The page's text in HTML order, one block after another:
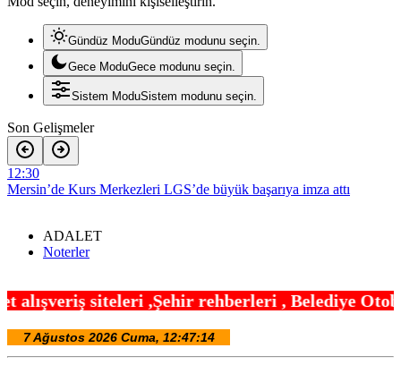
Gündüz ModuGündüz modunu seçin.
Gece ModuGece modunu seçin.
Sistem ModuSistem modunu seçin.
Son Gelişmeler
12:30
Mersin’de Kurs Merkezleri LGS’de büyük başarıya imza attı
Konya’da Genç KOMEK ve Bilgehaneler’de eğlenceli yaz
Bakan Gürlek Mumcu ailesiyle görüştü
ADALET
Noterler
siteleri ,Şehir rehberleri , Belediye